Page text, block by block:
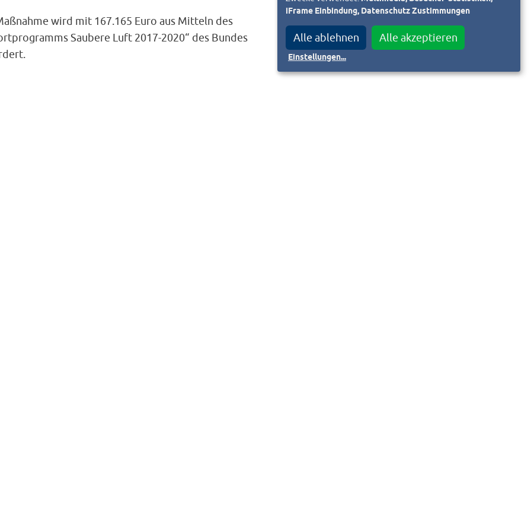
wird mit 167.165 Euro aus Mitteln des
Saubere Luft 2017-2020“ des Bundes
iFrame Einbindung, Datenschutz Zustimmungen
Alle ablehnen Alle akzeptieren
Einstellungen...